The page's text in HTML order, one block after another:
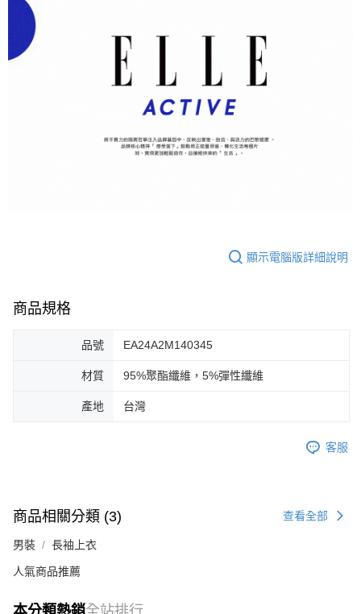
顯示電腦版詳細說明
商品規格
品號 EA24A2M140345
材質 95%聚酯纖維，5%彈性纖維
產地 台灣
客服
商品相關分類 (3) 查看全部
男裝 長袖上衣
人氣商品推薦
本分類熱銷全站排行